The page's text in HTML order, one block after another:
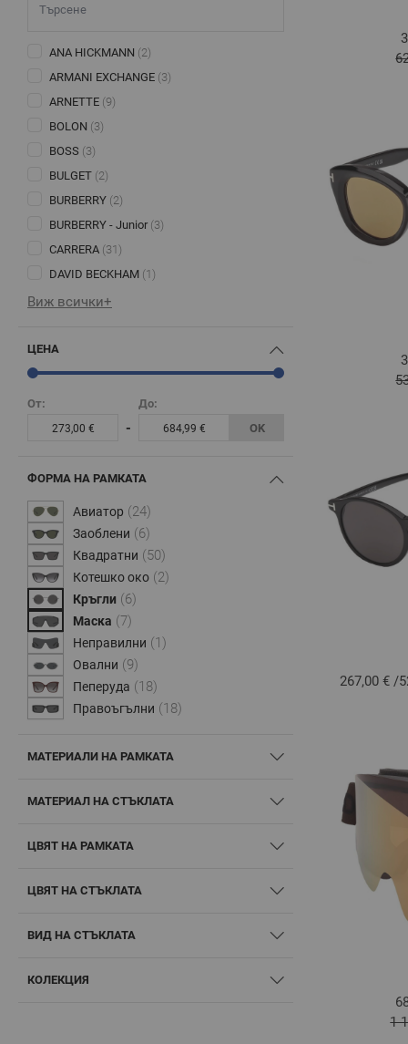
ANA HICKMANN (2)
ARMANI EXCHANGE (3)
ARNETTE (9)
BOLON (3)
BOSS (3)
BULGET (2)
BURBERRY (2)
BURBERRY - Junior (3)
CARRERA (31)
DAVID BECKHAM (1)
Виж всички+
ЦЕНА
От:
273,00 € -
До:
684,99 € OK
ФОРМА НА РАМКАТА
Авиатор (24)
Заоблени (6)
Квадратни (50)
Котешко око (2)
Кръгли (6)
Маска (7)
Неправилни (1)
Овални (9)
Пеперуда (18)
Правоъгълни (18)
МАТЕРИАЛИ НА РАМКАТА
МАТЕРИАЛ НА СТЪКЛАТА
ЦВЯТ НА РАМКАТА
ЦВЯТ НА СТЪКЛАТА
ВИД НА СТЪКЛАТА
КОЛЕКЦИЯ
267,00 € /
1